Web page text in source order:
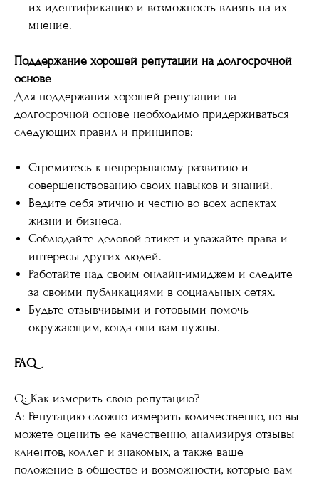
их идентификацию и возможность влиять на их
мнение.
Поддержание хорошей репутации на долгосрочной
основе
Для поддержания хорошей репутации на
долгосрочной основе необходимо придерживаться
следующих правил и принципов:
Стремитесь к непрерывному развитию и
совершенствованию своих навыков и знаний.
Ведите себя этично и честно во всех аспектах
жизни и бизнеса.
Соблюдайте деловой этикет и уважайте права и
интересы других людей.
Работайте над своим онлайн-имиджем и следите
за своими публикациями в социальных сетях.
Будьте отзывчивыми и готовыми помочь
окружающим, когда они вам нужны.
FAQ
Q: Как измерить свою репутацию?
A: Репутацию сложно измерить количественно, но вы
можете оценить её качественно, анализируя отзывы
клиентов, коллег и знакомых, а также ваше
положение в обществе и возможности, которые вам